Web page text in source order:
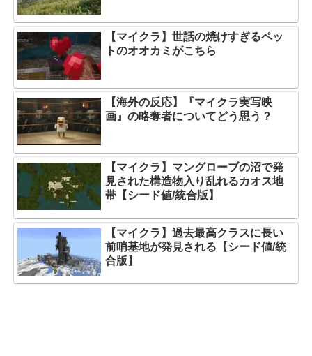
【マイクラ】世話の焼けすぎるペッ
トのオオカミがこちら
【海外の反応】『マイクラ実写映
画』の略奪者についてどう思う？
【マイクラ】マングローブの沼で発
見された構造物入り乱れるカオス地
帯【シード値/統合版】
【マイクラ】過去最高クラスに長い
前哨基地が発見される【シード値/統
合版】